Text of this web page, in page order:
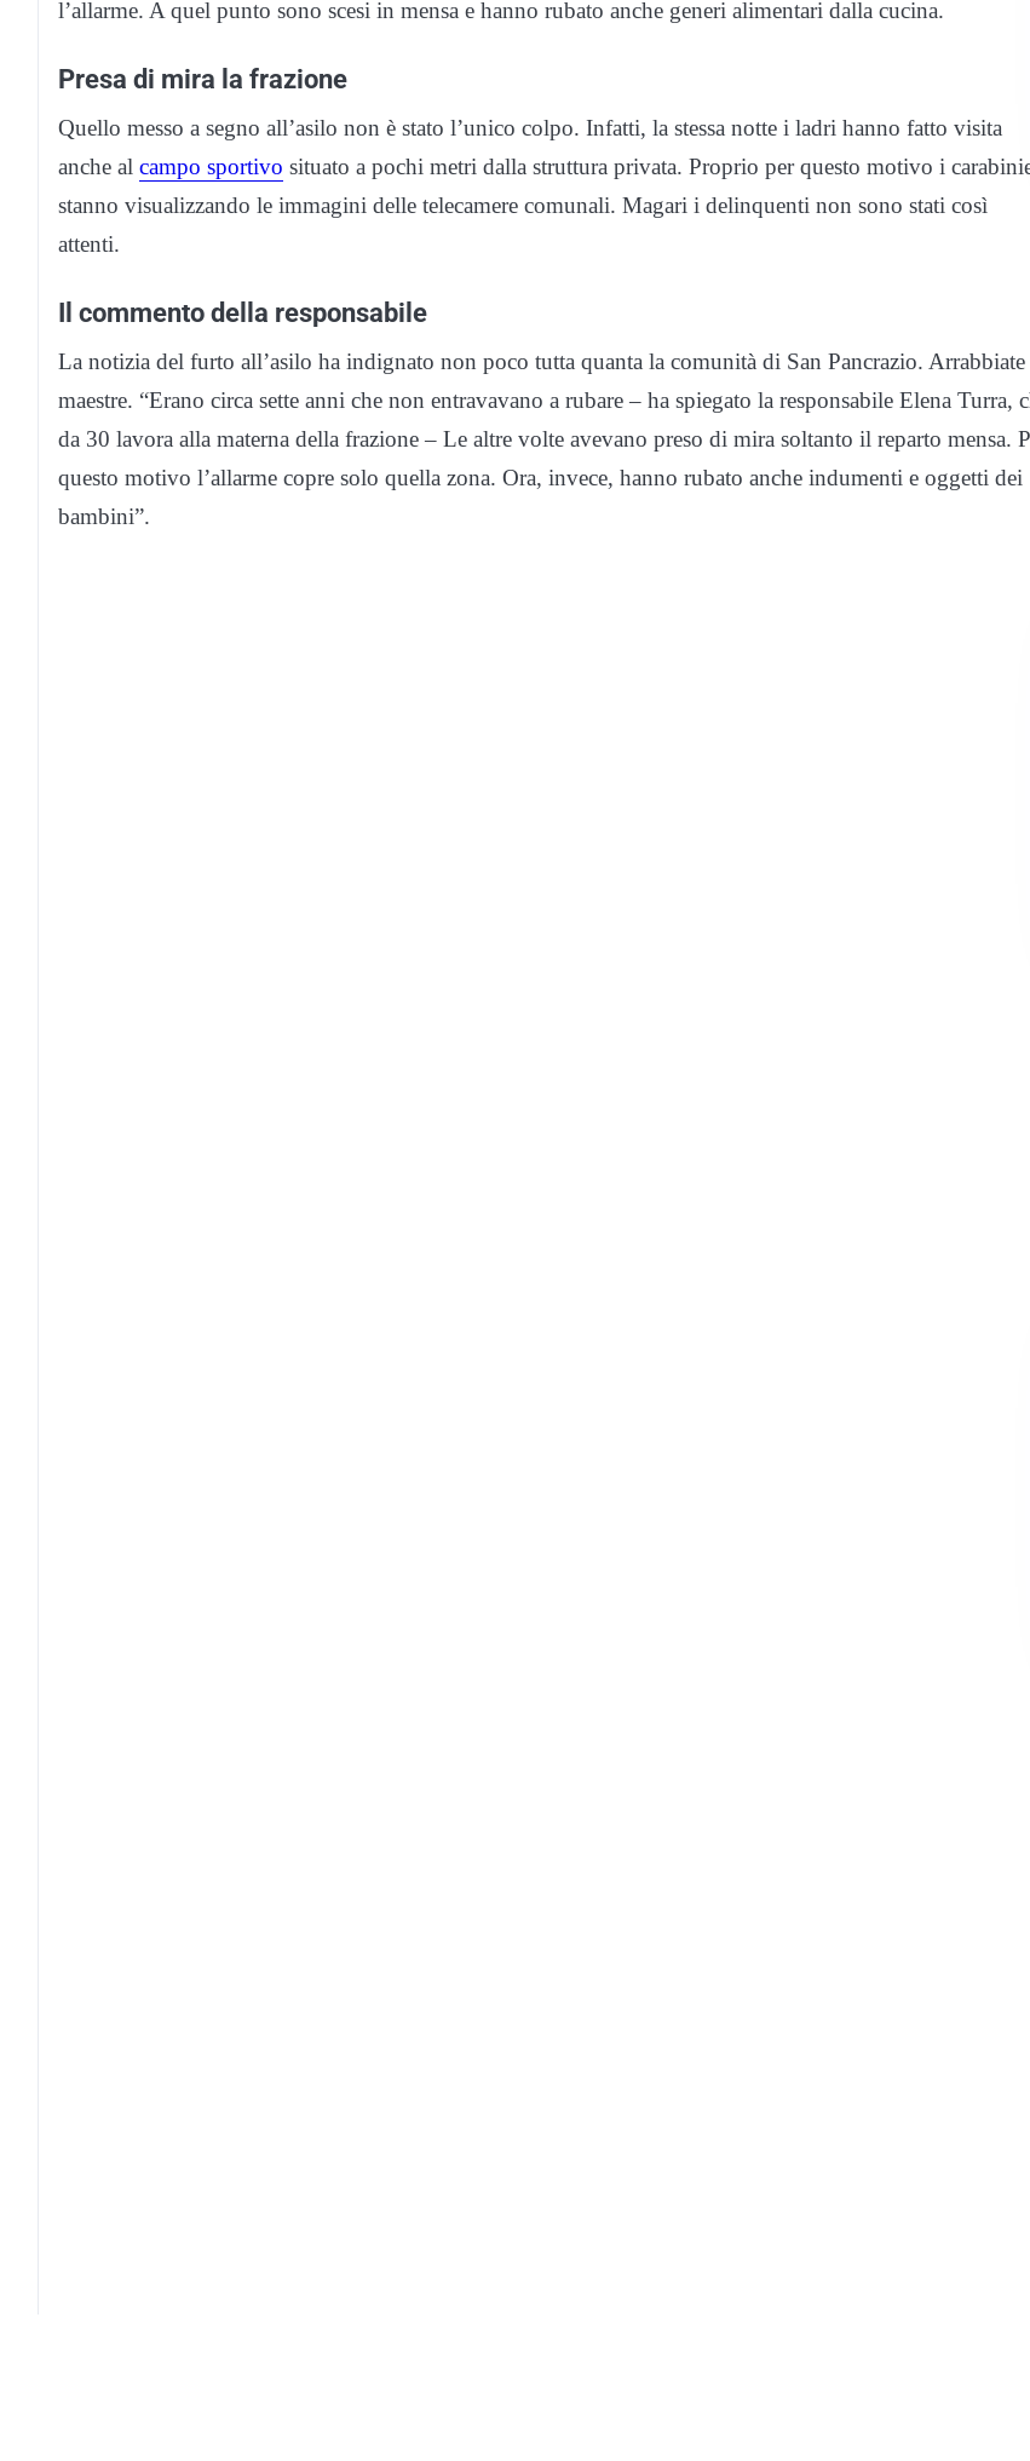
l’allarme. A quel punto sono scesi in mensa e hanno rubato anche generi alimentari dalla cucina.
Presa di mira la frazione
Quello messo a segno all’asilo non è stato l’unico colpo. Infatti, la stessa notte i ladri hanno fatto visita
anche al campo sportivo situato a pochi metri dalla struttura privata. Proprio per questo motivo i
stanno visualizzando le immagini delle telecamere comunali. Magari i delinquenti non sono stati così
attenti.
Il commento della responsabile
La notizia del furto all’asilo ha indignato non poco tutta quanta la comunità di San Pancrazio. Arrabbiate
maestre. “Erano circa sette anni che non entravavano a rubare – ha spiegato la responsabile Elena Turra,
da 30 lavora alla materna della frazione – Le altre volte avevano preso di mira soltanto il reparto mensa.
questo motivo l’allarme copre solo quella zona. Ora, invece, hanno rubato anche indumenti e oggetti dei
bambini”.